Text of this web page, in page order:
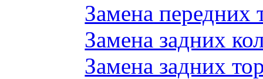
Замена передних
Замена задних
Замена задних